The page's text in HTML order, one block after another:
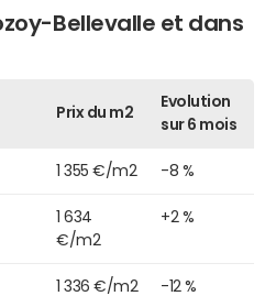
Bellevalle et dans
Prix du m2
Evolution
sur 6 mois
1 355 €/m2 -8 %
1 634
€/m2
+2 %
1 336 €/m2 -12 %